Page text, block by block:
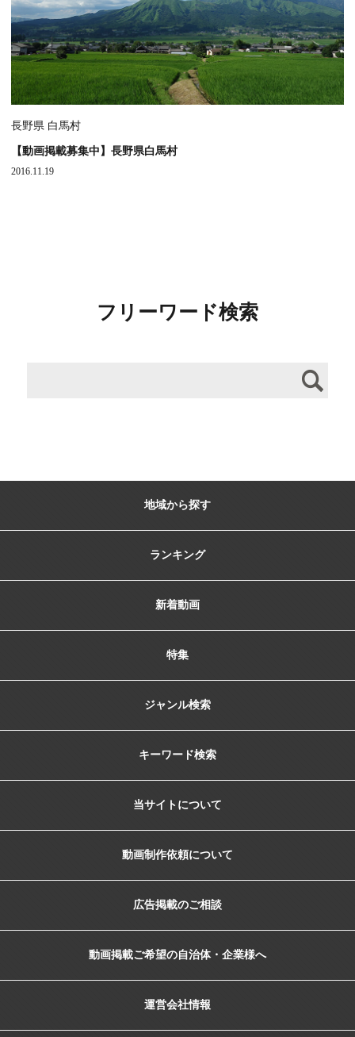
長野県 白馬村
【動画掲載募集中】長野県白馬村
2016.11.19
フリーワード検索
地域から探す
ランキング
新着動画
特集
ジャンル検索
キーワード検索
当サイトについて
動画制作依頼について
広告掲載のご相談
動画掲載ご希望の自治体・企業様へ
運営会社情報